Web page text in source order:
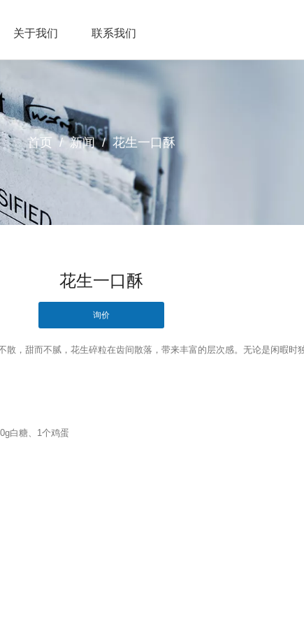
关于我们 联系我们
首页 / 新闻 / 花生一口酥
花生一口酥
询价
，甜而不腻，花生碎粒在齿间散落，带来丰富的层次感。无论是闲暇时
白糖、1个鸡蛋